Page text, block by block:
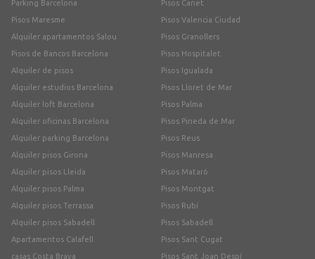
Parking Barcelona
Pisos Maresme
Alquiler apartamentos Salou
Pisos de Bancos Barcelona
Alquiler de pisos
Alquiler estudios Barcelona
Alquiler loft Barcelona
Alquiler oficinas Barcelona
Alquiler parking Barcelona
Alquiler pisos Girona
Alquiler pisos Lleida
Alquiler pisos Palma
Alquiler pisos Terrassa
Alquiler pisos Sabadell
Apartamentos Calafell
casas Costa Brava
Pisos Canet
Pisos Valencia Ciudad
Pisos Granollers
Pisos Hospitalet
Pisos Igualada
Pisos Lloret de Mar
Pisos Palma
Pisos Pineda de Mar
Pisos Reus
Pisos Manresa
Pisos Mataró
Pisos Montgat
Pisos Rubí
Pisos Sabadell
Pisos Sant Cugat
Pisos Sant Joan Despí